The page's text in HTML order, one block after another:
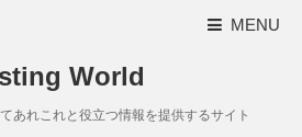
MENU
World
あれこれと役立つ情報を提供するサイト